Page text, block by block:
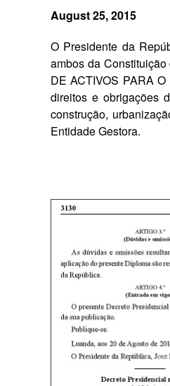
August 25, 2015
O Presidente da
ambos da
DE ACTIVOS PARA
direitos e obrigações
construção,
Entidade Gestora.